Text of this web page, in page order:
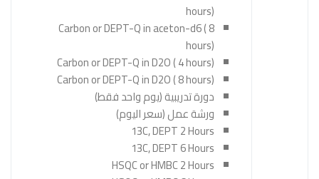
hours)
Carbon or DEPT-Q in aceton-d6 ( 8
hours)
Carbon or DEPT-Q in D2O ( 4 hours)
Carbon or DEPT-Q in D2O ( 8 hours)
دورة تدريبية (يوم واحد فقط)
ورشة عمل (سعر اليوم)
13C, DEPT 2 Hours
13C, DEPT 6 Hours
HSQC or HMBC 2 Hours